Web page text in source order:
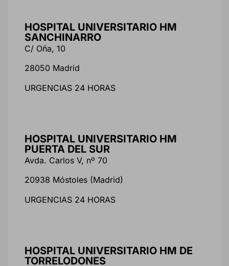
HOSPITAL UNIVERSITARIO HM
SANCHINARRO
C/ Oña, 10
28050 Madrid
URGENCIAS 24 HORAS
HOSPITAL UNIVERSITARIO HM
PUERTA DEL SUR
Avda. Carlos V, nº 70
20938 Móstoles (Madrid)
URGENCIAS 24 HORAS
HOSPITAL UNIVERSITARIO HM DE
TORRELODONES